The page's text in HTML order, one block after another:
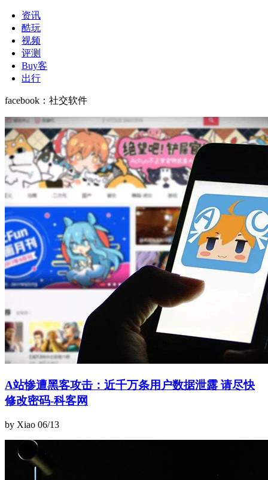
资讯
酷玩
视频
评测
Buy客
出行
facebook ： 社交软件
A站惨遭黑客攻击：近千万条用户数据泄露 请尽快
修改密码-科客网
by Xiao 06/13